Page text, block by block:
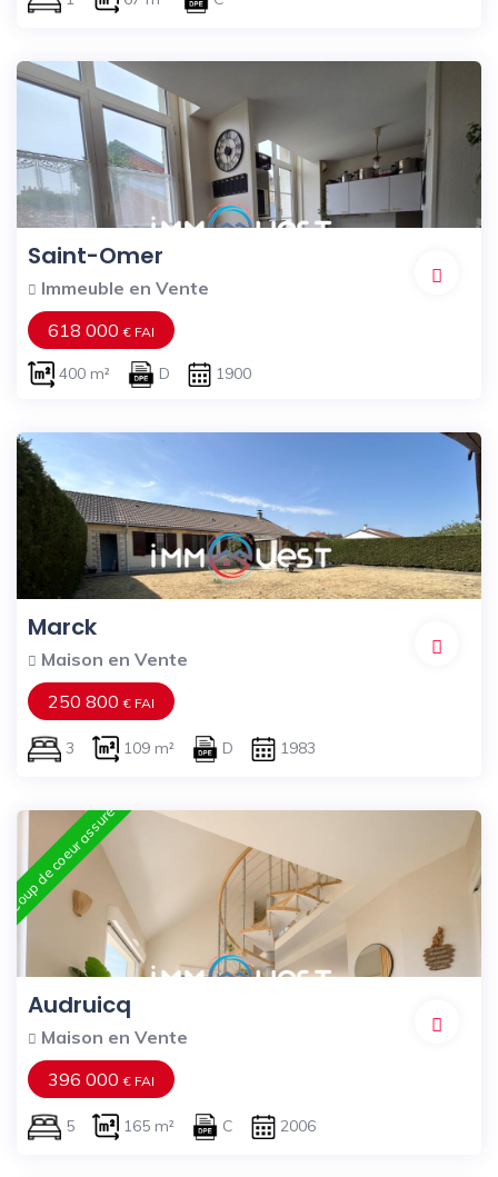
Saint-Omer
Immeuble en Vente
618 000€ FAI
400 m² D 1900
Marck
Maison en Vente
250 800€ FAI
3 109 m² D 1983
Coup de coeur assuré
Audruicq
Maison en Vente
396 000€ FAI
5 165 m² C 2006